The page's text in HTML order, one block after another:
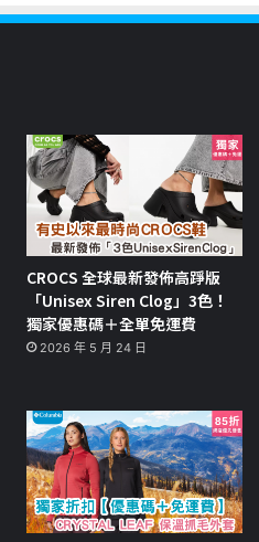
CROCS 全球最新發佈高踭版
「Unisex Siren Clog」3色！
獨家優惠碼＋全單免運費
2026 年 5 月 24 日